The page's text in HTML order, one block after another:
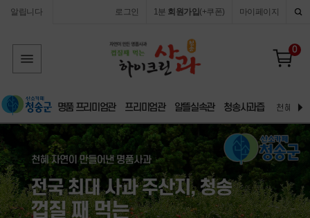
알립니다 마이페이지
1분 회원가입 (+쿠폰)
로그인
0
명품 프리미엄관 프리미엄관 알뜰실속관 청송사과즙 천혜 자